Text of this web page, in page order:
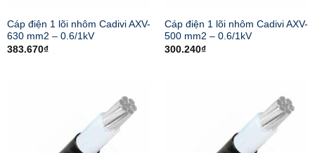
Cáp điện 1 lõi nhôm Cadivi AXV-
630 mm2 – 0.6/1kV
383.670₫
Cáp điện 1 lõi nhôm Cadivi AXV-
500 mm2 – 0.6/1kV
300.240₫